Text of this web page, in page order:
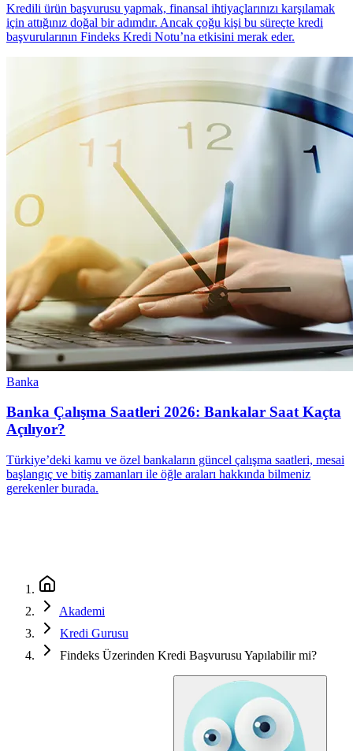
Kredili ürün başvurusu yapmak, finansal ihtiyaçlarınızı karşılamak
için attığınız doğal bir adımdır. Ancak çoğu kişi bu süreçte kredi
başvurularının Findeks Kredi Notu’na etkisini merak eder.
Banka
Banka Çalışma Saatleri 2026: Bankalar Saat Kaçta
Açılıyor?
Türkiye’deki kamu ve özel bankaların güncel çalışma saatleri, mesai
başlangıç ve bitiş zamanları ile öğle araları hakkında bilmeniz
gerekenler burada.
Akademi
Kredi Gurusu
Findeks Üzerinden Kredi Başvurusu Yapılabilir mi?